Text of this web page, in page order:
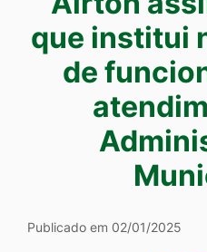
busca
[alt+3]
que institui
de
Publicado em 02/01/2025